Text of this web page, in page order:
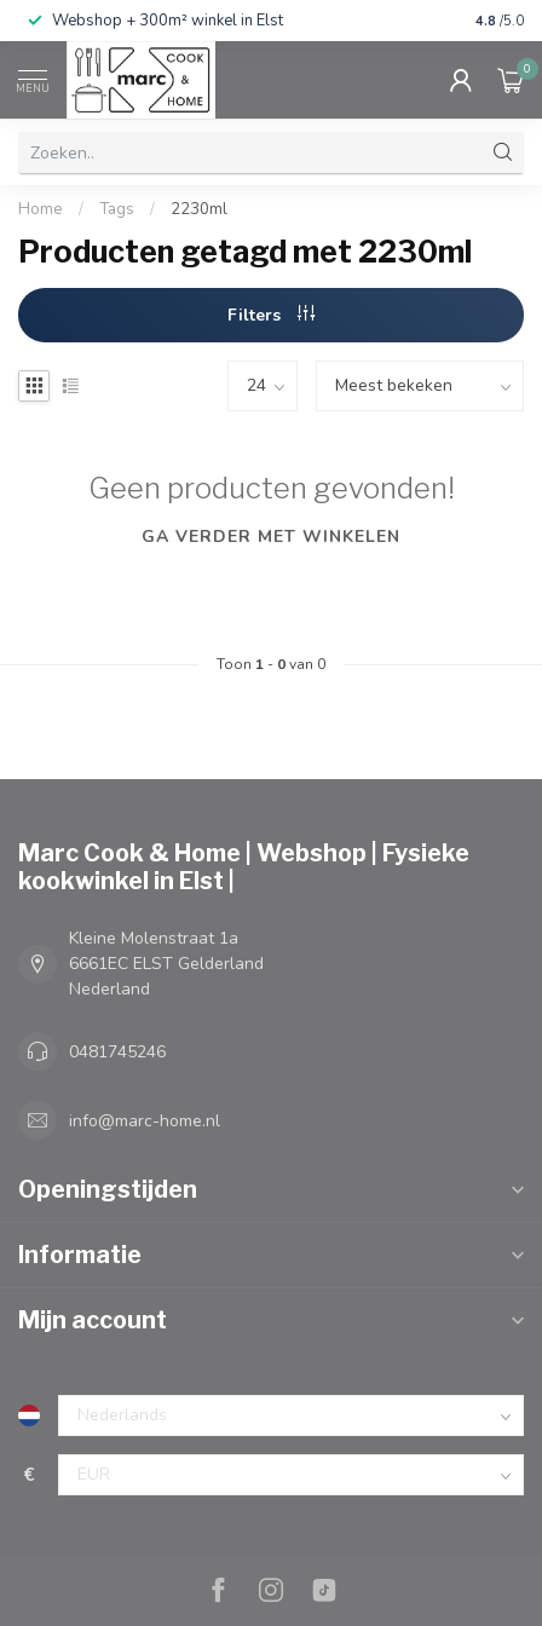
Webshop + 300m² winkel in Elst Gratis
4.8 /5.0
MENU
0
Home / Tags / 2230ml
Producten getagd met 2230ml
Filters
Geen producten gevonden!
GA VERDER MET WINKELEN
Toon 1 - 0van 0
Marc Cook & Home | Webshop | Fysieke
kookwinkel in Elst |
Kleine Molenstraat 1a
6661EC ELST Gelderland
Nederland
0481745246
info@marc-home.nl
Openingstijden
Informatie
Mijn account
€